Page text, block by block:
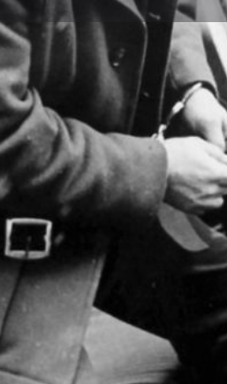
annonce Presse
AppleTV La Cinetek
plus de 450 personnes sont arrêtées en
"suspects" sont emprisonnés pendant